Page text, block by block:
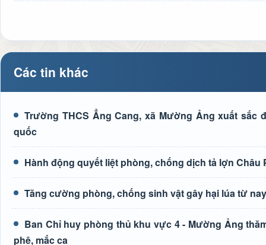
Các tin khác
Trường THCS Ẳng Cang, xã Mường Ảng xuất
quốc
Hành động quyết liệt phòng, chống dịch tả lợn Châu
Tăng cường phòng, chống sinh vật gây hại lúa từ
Ban Chỉ huy phòng thủ khu vực 4 - Mường Ảng
phê, mắc ca